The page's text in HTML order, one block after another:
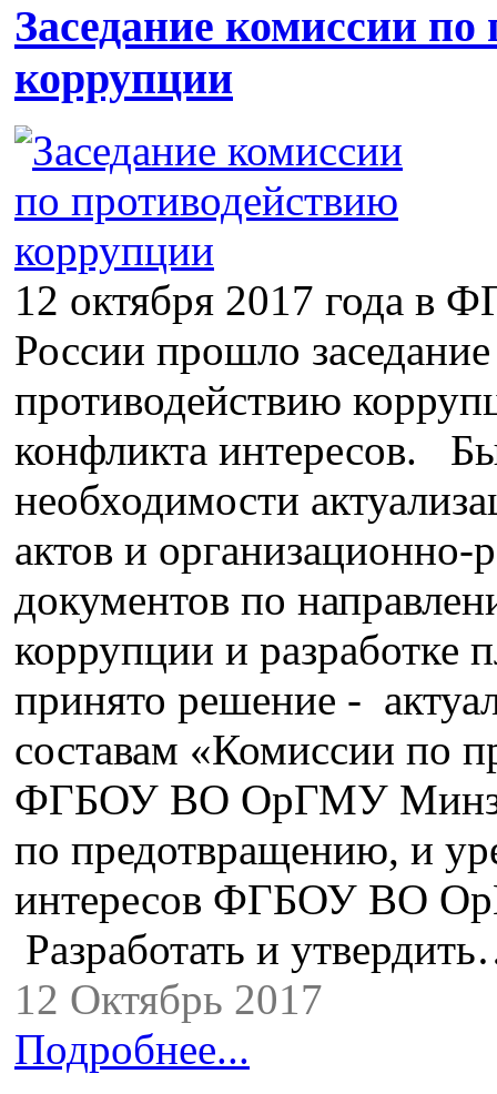
Заседание комиссии
коррупции
12 октября 2017 года
России прошло
противодействию
конфликта интересов.
необходимости
актов и организационно-
документов по
коррупции и разработке
принято решение -
составам «Комиссии по
ФГБОУ ВО ОрГМУ
по предотвращению, и
интересов ФГБОУ ВО
Разработать и
12 Октябрь 2017
Подробнее...